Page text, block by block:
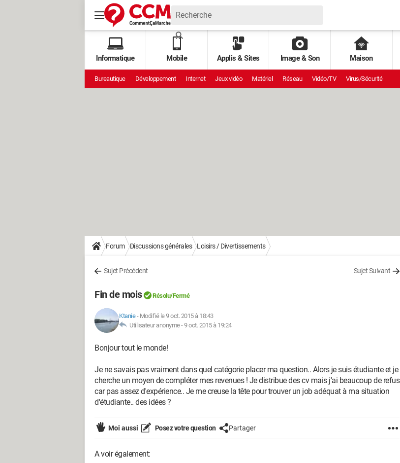
Informatique Mobile Applis & Sites Image & Son Maison
Bureautique Développement Internet Jeux vidéo Matériel Réseau Vidéo/TV Virus/Sécurité
Forum Discussions générales Loisirs / Divertissements
Sujet Précédent Sujet Suivant
Fin de mois Résolu/Fermé
Ktanie- Modifié le 9 oct. 2015 à 18:43
Utilisateur anonyme -9 oct. 2015 à 19:24
Bonjour tout le monde!
Je ne savais pas vraiment dans quel catégorie placer ma question.. Alors je suis étudiante et je
cherche un moyen de compléter mes revenues ! Je distribue des cv mais j'ai beaucoup de refus
car pas assez d'expérience.. Je me creuse la tête pour trouver un job adéquat à ma situation
d'étudiante.. des idées ?
Moi aussi Posez votre question Partager
A voir également: